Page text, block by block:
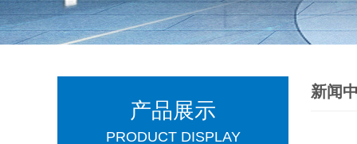
产品展示
PRODUCT DISPLAY
新闻